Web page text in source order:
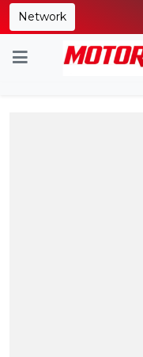
Network